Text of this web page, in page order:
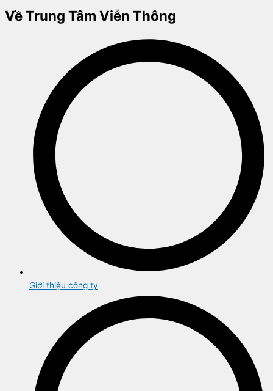
Về Trung Tâm Viễn Thông
Giới thiệu công ty